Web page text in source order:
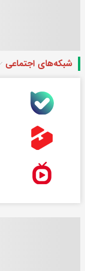
شبکه‌های اجتماعی